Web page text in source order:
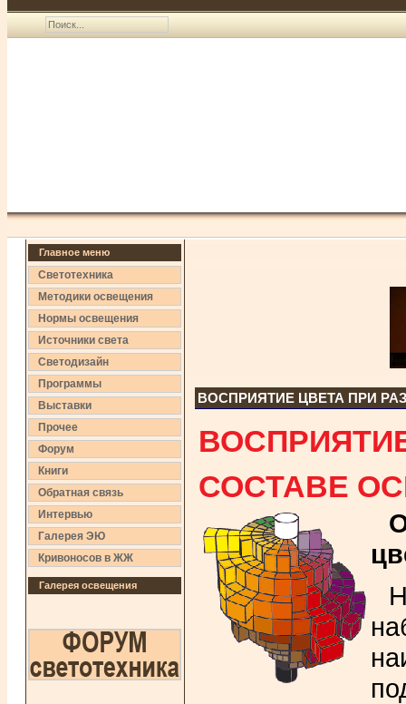
Главное меню
Светотехника
Методики освещения
Нормы освещения
Источники света
Светодизайн
Программы
Выставки
Прочее
Форум
Книги
Обратная связь
Интервью
Галерея ЭЮ
Кривоносов в ЖЖ
Галерея освещения
ВОСПРИЯТИЕ ЦВЕТА ПРИ
СОСТАВЕ